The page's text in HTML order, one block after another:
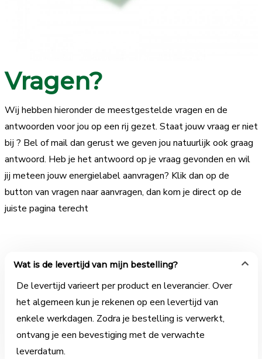
Vragen?
Wij hebben hieronder de meestgestelde vragen en de
antwoorden voor jou op een rij gezet. Staat jouw vraag er niet
bij ? Bel of mail dan gerust we geven jou natuurlijk ook graag
antwoord. Heb je het antwoord op je vraag gevonden en wil
jij meteen jouw energielabel aanvragen? Klik dan op de
button van vragen naar aanvragen, dan kom je direct op de
juiste pagina terecht
Wat is de levertijd van mijn bestelling?
De levertijd varieert per product en leverancier. Over
het algemeen kun je rekenen op een levertijd van
enkele werkdagen. Zodra je bestelling is verwerkt,
ontvang je een bevestiging met de verwachte
leverdatum.